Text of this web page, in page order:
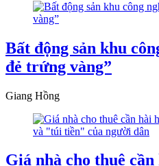
Bất động sản khu
đẻ trứng vàng”
Giang Hồng
Giá nhà cho thuê